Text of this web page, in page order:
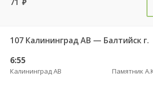
107 Калининград АВ — Балтийск г.
6:55
Калининград АВ